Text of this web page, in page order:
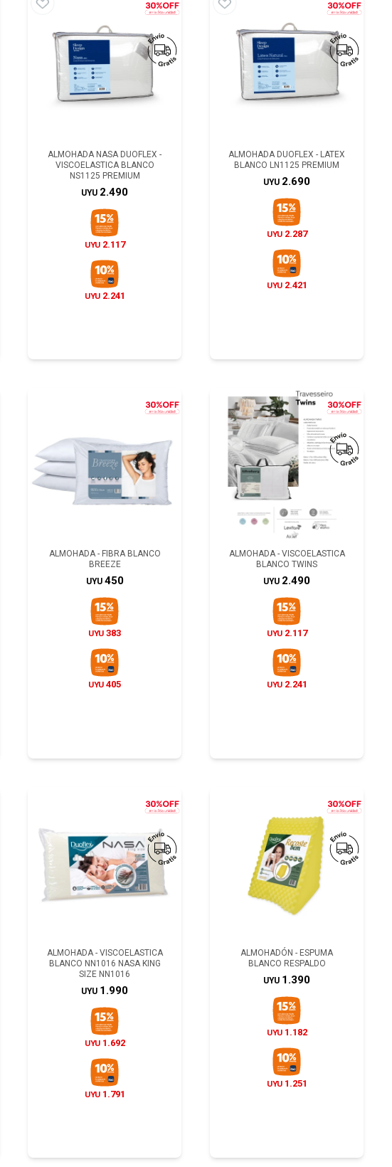
ALMOHADA NASA DUOFLEX -
VISCOELASTICA BLANCO
NS1125 PREMIUM
UYU 2.490
UYU 2.117
UYU 2.241
ALMOHADA DUOFLEX - LATEX
BLANCO LN1125 PREMIUM
UYU 2.690
UYU 2.287
UYU 2.421
ALMOHADA - FIBRA BLANCO
BREEZE
UYU 450
UYU 383
UYU 405
ALMOHADA - VISCOELASTICA
BLANCO TWINS
UYU 2.490
UYU 2.117
UYU 2.241
ALMOHADA - VISCOELASTICA
BLANCO NN1016 NASA KING
SIZE NN1016
UYU 1.990
UYU 1.692
UYU 1.791
ALMOHADÓN - ESPUMA
BLANCO RESPALDO
UYU 1.390
UYU 1.182
UYU 1.251